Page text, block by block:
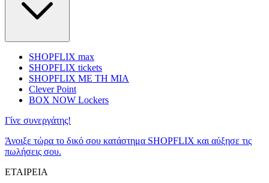
SHOPFLIX max
SHOPFLIX tickets
SHOPFLIX ΜΕ ΤΗ ΜΙΑ
Clever Point
BOX NOW Lockers
Γίνε συνεργάτης!
Άνοιξε τώρα το δικό σου κατάστημα SHOPFLIX και αύξησε τις
πωλήσεις σου.
ΕΤΑΙΡΕΙΑ